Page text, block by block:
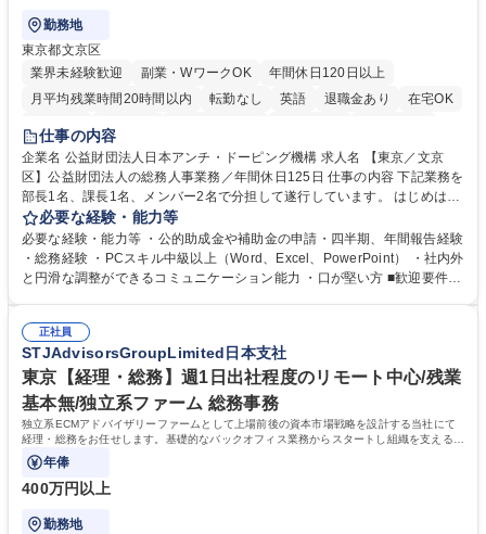
勤務地
東京都文京区
業界未経験歓迎
副業・WワークOK
年間休日120日以上
月平均残業時間20時間以内
転勤なし 英語 退職金あり
在宅OK
賞与あり
育休あり
食事補助あり
仕事の内容
企業名 公益財団法人日本アンチ・ドーピング機構 求人名 【東京／文京
区】公益財団法人の総務人事業務／年間休日125日 仕事の内容 下記業務を
部長1名、課長1名、メンバー2名で分担して遂行しています。 はじめは担
当者として業務を覚えていただき、ゆくゆくはリーダーやマネージャーポ
ジションとして活躍いただくことを期待しています。 【総務・人事グルー
プの業務内容】 ・人事制度関連 ・採用活動 ・教育研修の企画、実行 ・勤
怠管理 ・官公庁への各種提出 ・法定の会議運営（評議員会、理事会） ・
管理 ・福利厚生関連 ・職員からの問合せ、相談対応 ・その他日常の総務
業務全般 募集職種 【東京／文京区】公益財団法人の総務人事業務／年間
休日125日
必要な経験・能力等
必要な経験・能力等 ・公的助成金や補助金の申請・四半期、年間報告経験
・総務経験 ・PCスキル中級以上（Word、Excel、PowerPoint） ・社内外
と円滑な調整ができるコミュニケーション能力 ・口が堅い方 ■歓迎要件
正社員
STJAdvisorsGroupLimited日本支社
東京【経理・総務】週1日出社程度のリモート中心/残業
基本無/独立系ファーム 総務事務
独立系ECMアドバイザリーファームとして上場前後の資本市場戦略を設計する当社にて
経理・総務をお任せします。基礎的なバックオフィス業務からスタートし組織を支える専
任担当として広く活躍できる環境です。
年俸
400万円以上
勤務地